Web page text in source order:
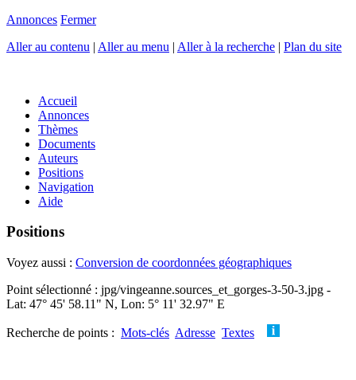
Annonces Fermer
Aller au contenu | Aller au menu | Aller à la recherche | Plan du site
Accueil
Annonces
Thèmes
Documents
Auteurs
Positions
Navigation
Aide
Positions
Voyez aussi : Conversion de coordonnées géographiques
Point sélectionné : jpg/vingeanne.sources_et_gorges-3-50-3.jpg -
Lat: 47° 45' 58.11" N, Lon: 5° 11' 32.97" E
Recherche de points : Mots-clés Adresse Textes